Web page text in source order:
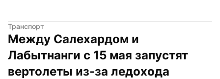
Транспорт
Между Салехардом и
Лабытнанги с 15 мая запустят
вертолеты из-за ледохода